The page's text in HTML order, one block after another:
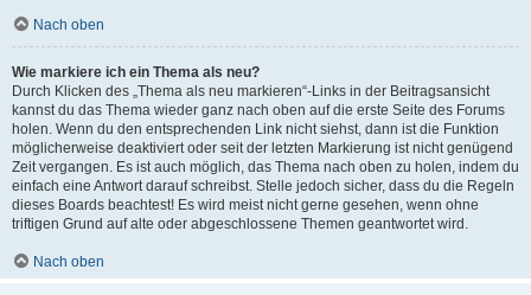
Nach oben
Wie markiere ich ein Thema als neu?
Durch Klicken des „Thema als neu markieren“-Links in der Beitragsansicht
kannst du das Thema wieder ganz nach oben auf die erste Seite des Forums
holen. Wenn du den entsprechenden Link nicht siehst, dann ist die Funktion
möglicherweise deaktiviert oder seit der letzten Markierung ist nicht genügend
Zeit vergangen. Es ist auch möglich, das Thema nach oben zu holen, indem du
einfach eine Antwort darauf schreibst. Stelle jedoch sicher, dass du die Regeln
dieses Boards beachtest! Es wird meist nicht gerne gesehen, wenn ohne
triftigen Grund auf alte oder abgeschlossene Themen geantwortet wird.
Nach oben